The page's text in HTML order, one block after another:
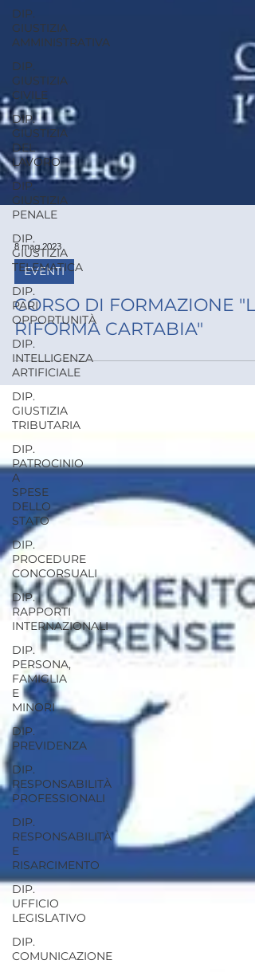
DIP.
GIUSTIZIA
AMMINISTRATIVA
DIP.
GIUSTIZIA
CIVILE
DIP.
GIUSTIZIA
DEL
LAVORO
DIP.
GIUSTIZIA
PENALE
DIP.
GIUSTIZIA
TELEMATICA
DIP.
PARI
OPPORTUNITÀ
DIP.
INTELLIGENZA
ARTIFICIALE
DIP.
GIUSTIZIA
TRIBUTARIA
DIP.
PATROCINIO
A
SPESE
DELLO
STATO
DIP.
PROCEDURE
CONCORSUALI
DIP.
RAPPORTI
INTERNAZIONALI
DIP.
PERSONA,
FAMIGLIA
E
MINORI
DIP.
PREVIDENZA
DIP.
RESPONSABILITÀ
PROFESSIONALI
DIP.
RESPONSABILITÀ
E
RISARCIMENTO
DIP.
UFFICIO
LEGISLATIVO
DIP.
COMUNICAZIONE
8 mag 2023
EVENTI
CORSO DI FORMAZIONE
RIFORMA CARTABIA"